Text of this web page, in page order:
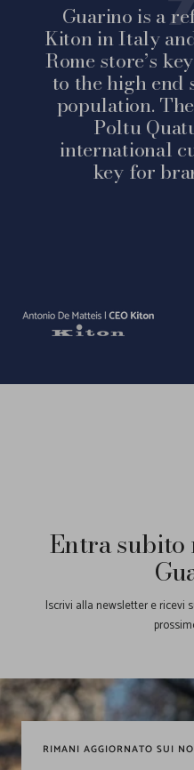
Guarino is a
Kiton in Italy
Rome store’s
to the high end
population.
Poltu
international
key for
Vai
Entra
Iscrivi alla newsletter e ricevi
RIMANI AGGIORNATO SUI